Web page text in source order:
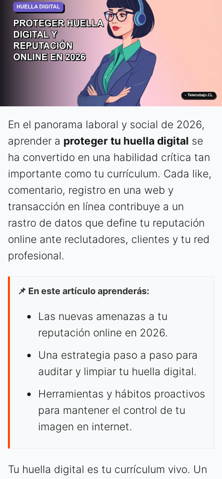
En el panorama laboral y social de 2026,
aprender a proteger tu huella digital se
ha convertido en una habilidad crítica tan
importante como tu currículum. Cada like,
comentario, registro en una web y
transacción en línea contribuye a un
rastro de datos que define tu reputación
online ante reclutadores, clientes y tu red
profesional.
📌 En este artículo aprenderás:
Las nuevas amenazas a tu
reputación online en 2026.
Una estrategia paso a paso para
auditar y limpiar tu huella digital.
Herramientas y hábitos proactivos
para mantener el control de tu
imagen en internet.
Tu huella digital es tu currículum vivo. Un